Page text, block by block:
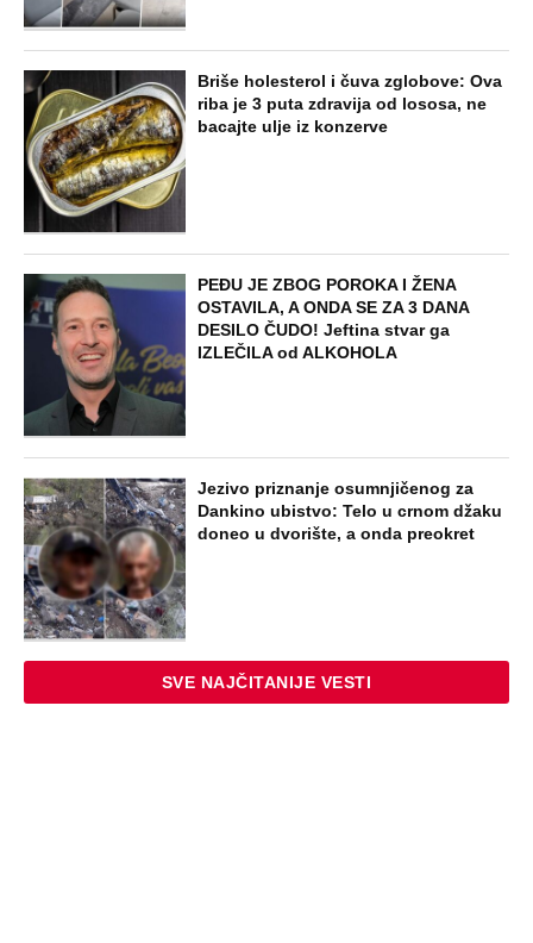
Briše holesterol i čuva zglobove: Ova
riba je 3 puta zdravija od lososa, ne
bacajte ulje iz konzerve
PEĐU JE ZBOG POROKA I ŽENA
OSTAVILA, A ONDA SE ZA 3 DANA
DESILO ČUDO! Jeftina stvar ga
IZLEČILA od ALKOHOLA
Jezivo priznanje osumnjičenog za
Dankino ubistvo: Telo u crnom džaku
doneo u dvorište, a onda preokret
SVE NAJČITANIJE VESTI